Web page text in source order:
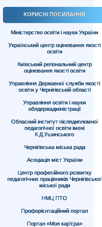
КОРИСНІ ПОСИЛАННЯ
Міністерство освіти і науки України
Український центр оцінювання якості
освіти
Київський регіональний центр
оцінювання якості освіти
Управління Державної служби якості
освіти у Чернігівській області
Управління освіти і науки
облдержадміністрації
Обласний інститут післядипломної
педагогічної освіти імені
К.Д.Ушинського
Чернігівська міська рада
Асоціація міст України
Центр професійного розвитку
педагогічних працівників Чернігівської
міської ради
НМЦ ПТО
Профорієнтаційний портал
Портал «Моя кар’єра»